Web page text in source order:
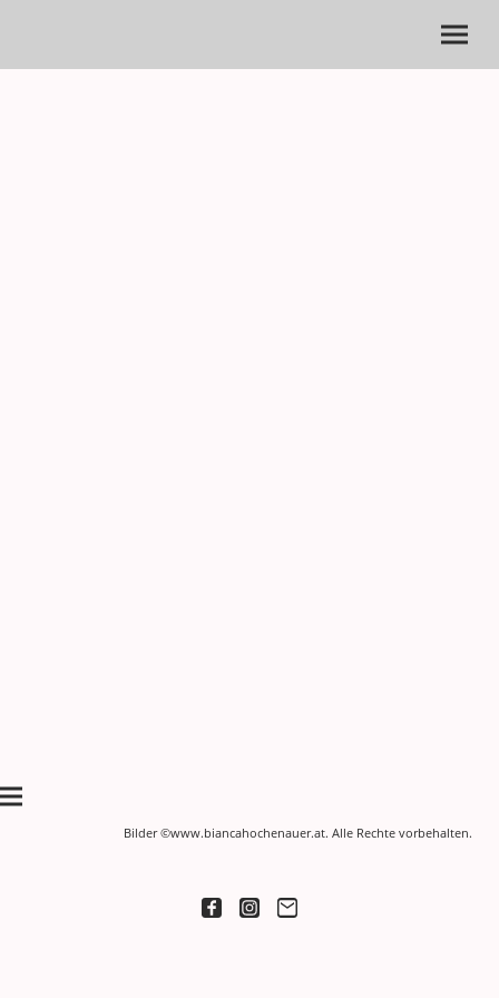
Bilder ©www.biancahochenauer.at. Alle Rechte vorbehalten.